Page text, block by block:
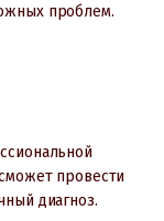
проблем.
провести
диагноз.